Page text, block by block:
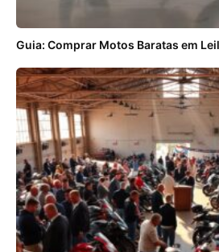
Guia: Comprar Motos Baratas em